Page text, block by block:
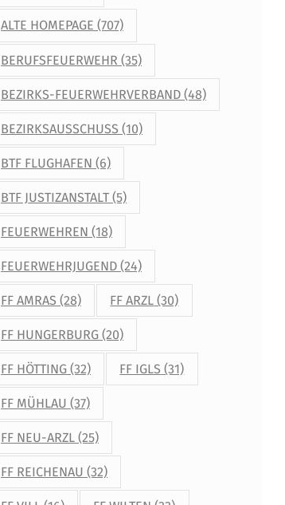
ALTE HOMEPAGE (707)
BERUFSFEUERWEHR (35)
BEZIRKS-FEUERWEHRVERBAND (48)
BEZIRKSAUSSCHUSS (10)
BTF FLUGHAFEN (6)
BTF JUSTIZANSTALT (5)
FEUERWEHREN (18)
FEUERWEHRJUGEND (24)
FF AMRAS (28) FF ARZL (30)
FF HUNGERBURG (20)
FF HÖTTING (32) FF IGLS (31)
FF MÜHLAU (37)
FF NEU-ARZL (25)
FF REICHENAU (32)